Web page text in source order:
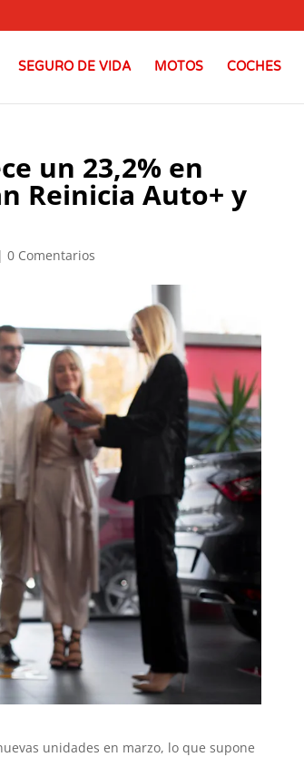
SEGURO DE VIDA MOTOS COCHES
un 23,2% en
Reinicia Auto+ y
|0 Comentarios
unidades en marzo, lo que supone